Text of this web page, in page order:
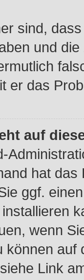
sind,
und
er das
auf
hat
ggf.
wenn
können
Link